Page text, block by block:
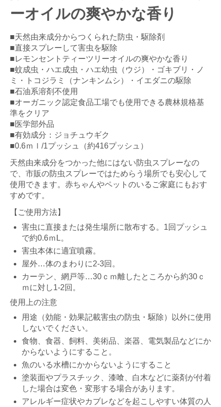
ーオイルの爽やかな香り
■天然由来成分からつくられた防虫・駆除剤
■直接スプレーして害虫を駆除
■レモンセントティーツリーオイルの爽やかな香り
■蚊成虫・ハエ成虫・ハエ幼虫（ウジ）・ゴキブリ・ノ
ミ・トコジラミ（ナンキンムシ）・イエダニの駆除
■石油系溶剤不使用
■オーガニック認定食品工場でも使用できる農林規格基
準をクリア
■医学部外品
■有効成分：ジョチュウギク
■0.6ｍｌ/1プッシュ（約416プッシュ）
天然由来成分をつかった他にはない防虫スプレーなの
で、市販の防虫スプレーではためらう場所でも安心して
使用できます。赤ちゃんやペットのいるご家庭にもおす
すめです。
【ご使用方法】
害虫に直接または発生場所に散布する。1回プッシュ
で約0.6ｍL。
害虫本体に適宜噴霧。
屋外…体のまわりに2-3回。
カーテン、網戸等…30ｃｍ離したところから約30ｃ
ｍに対し1-2回。
使用上の注意
用途（効能・効果記載害虫の防虫・駆除）以外に使用
しないでください。
食物、食器、飼料、美術品、楽器、電気製品などにか
からないようにすること。
魚のいる水槽にかからないようにすること
塗装面やプラスチック、漆喰、白木などに薬剤が付着
した場合は変色・変形する場合があります。
アレルギー症状やカブレなどを起こしやすい体質の人